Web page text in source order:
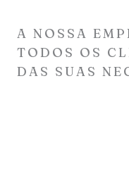
A NOSSA
TODOS OS
DAS SUAS